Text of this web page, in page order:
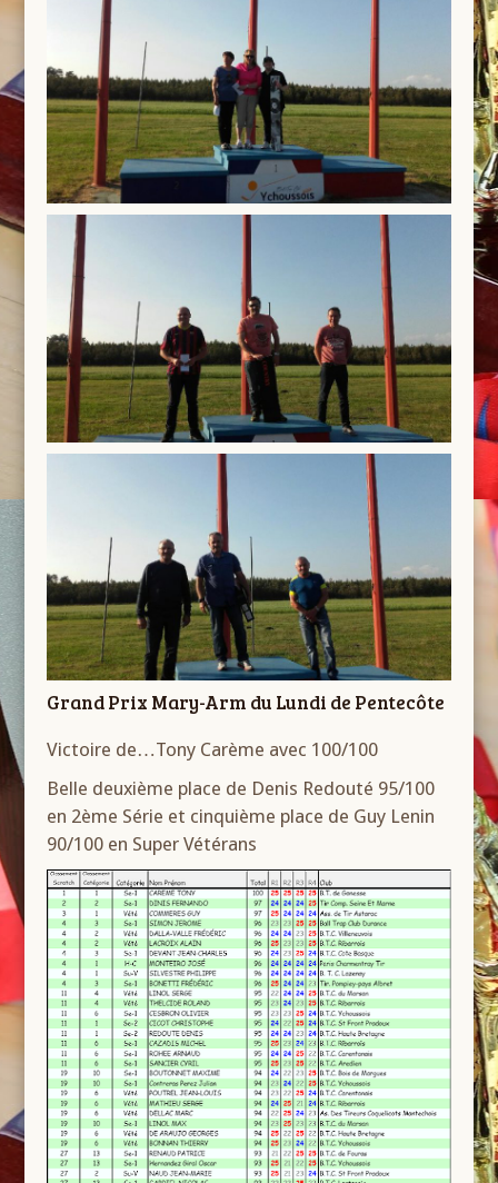
Grand Prix Mary-Arm du Lundi de Pentecôte
Victoire de…Tony Carème avec 100/100
Belle deuxième place de Denis Redouté 95/100
en 2ème Série et cinquième place de Guy Lenin
90/100 en Super Vétérans